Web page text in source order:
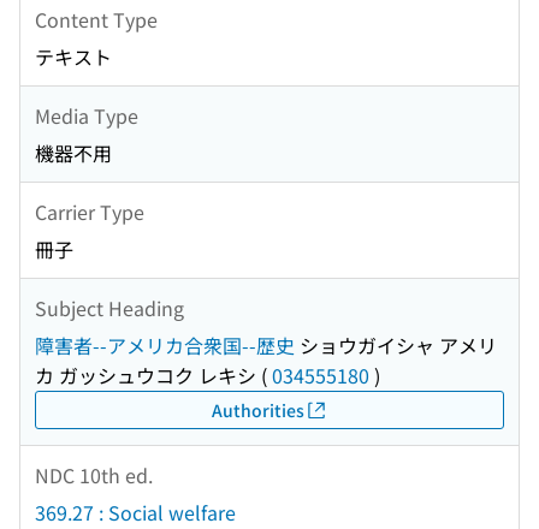
Content Type
テキスト
Media Type
機器不用
Carrier Type
冊子
Subject Heading
障害者--アメリカ合衆国--歴史 ショウガイシャ アメリ
カ ガッシュウコク レキシ (034555180 )
Authorities
NDC 10th ed.
369.27 : Social welfare